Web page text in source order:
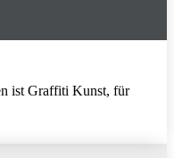
ist Graffiti Kunst, für